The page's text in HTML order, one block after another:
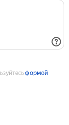
формой